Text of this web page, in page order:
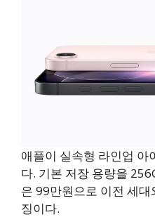
애플이 실속형 라인업 아
다. 기본 저장 용량을
은 99만원으로 이전 세
징이다.